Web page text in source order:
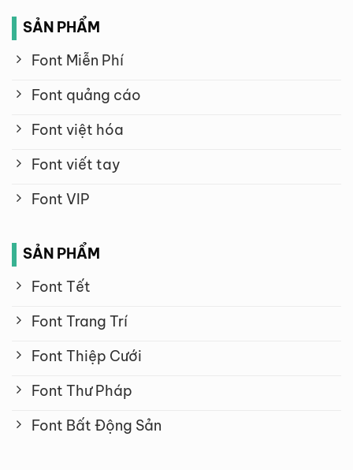
SẢN PHẨM
Font Miễn Phí
Font quảng cáo
Font việt hóa
Font viết tay
Font VIP
SẢN PHẨM
Font Tết
Font Trang Trí
Font Thiệp Cưới
Font Thư Pháp
Font Bất Động Sản